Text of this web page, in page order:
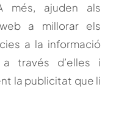
més, ajuden als
a millorar els
a la informació
través d’elles i
la publicitat que li